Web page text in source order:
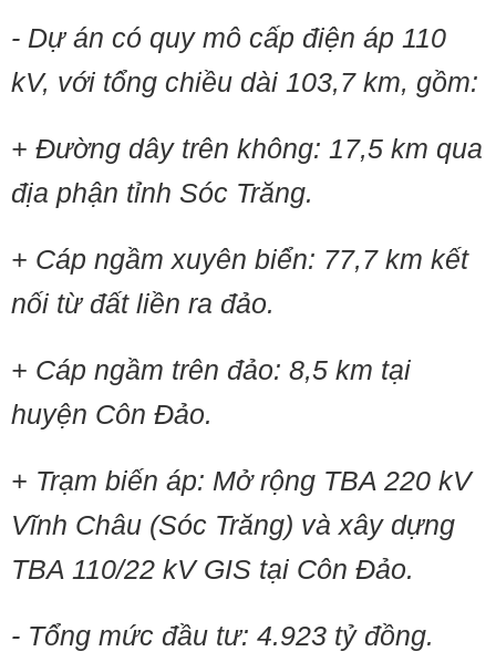
- Dự án có quy mô cấp điện áp 110
kV, với tổng chiều dài 103,7 km, gồm:
+ Đường dây trên không: 17,5 km qua
địa phận tỉnh Sóc Trăng.
+ Cáp ngầm xuyên biển: 77,7 km kết
nối từ đất liền ra đảo.
+ Cáp ngầm trên đảo: 8,5 km tại
huyện Côn Đảo.
+ Trạm biến áp: Mở rộng TBA 220 kV
Vĩnh Châu (Sóc Trăng) và xây dựng
TBA 110/22 kV GIS tại Côn Đảo.
- Tổng mức đầu tư: 4.923 tỷ đồng.